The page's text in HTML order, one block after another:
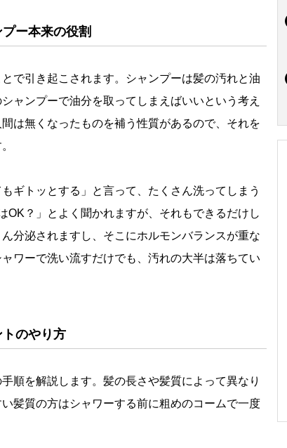
ー本来の役割
で引き起こされます。シャンプーは髪の汚れと油
ャンプーで油分を取ってしまえばいいという考え
は無くなったものを補う性質があるので、それを
ギトッとする」と言って、たくさん洗ってしまう
OK？」とよく聞かれますが、それもできるだけし
分泌されますし、そこにホルモンバランスが重な
ワーで洗い流すだけでも、汚れの大半は落ちてい
のやり方
順を解説します。髪の長さや髪質によって異なり
髪質の方はシャワーする前に粗めのコームで一度